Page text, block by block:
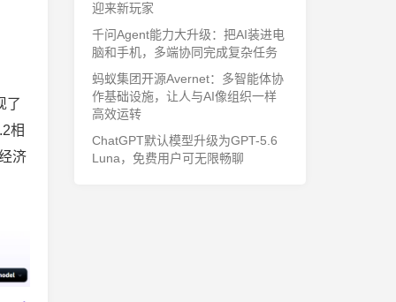
了
相
济
迎来新玩家
千问Agent能力大升级：把AI装进电
脑和手机，多端协同完成复杂任务
蚂蚁集团开源Avernet：多智能体协
作基础设施，让人与AI像组织一样
高效运转
ChatGPT默认模型升级为GPT-5.6
Luna，免费用户可无限畅聊